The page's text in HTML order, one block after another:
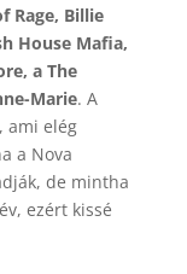
Rage, Billie
House Mafia,
a The
Marie. A
ami elég
a Nova
de mintha
ezért kissé